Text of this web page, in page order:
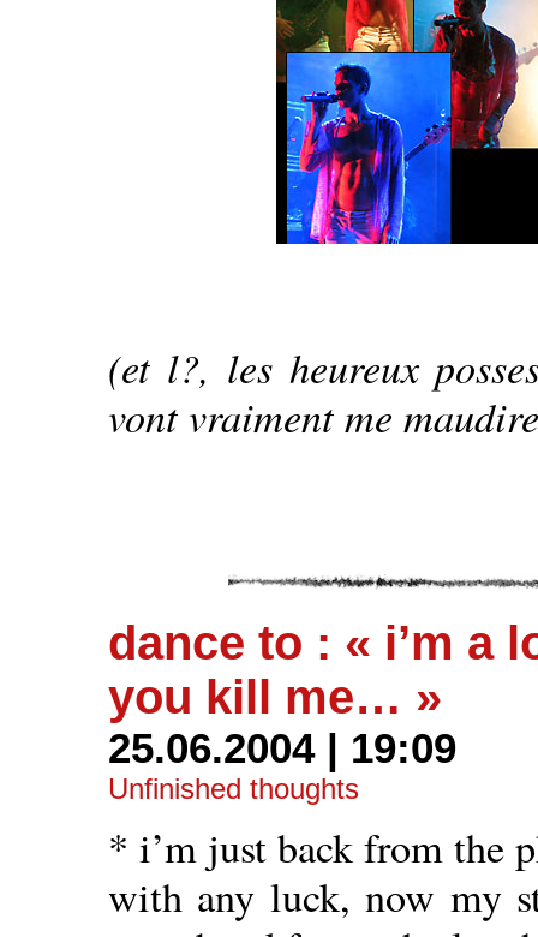
(et l?, les heureux
vont vraiment me
dance to : « i’m a
you kill me… »
25.06.2004 | 19:09
Unfinished thoughts
* i’m just back from the
with any luck, now my